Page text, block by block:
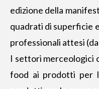
edizione della
quadrati di superficie
professionali attesi
I settori merceologici
food ai prodotti per